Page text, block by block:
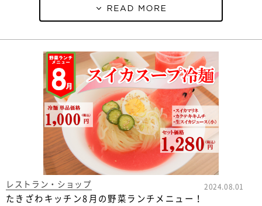
レストラン・ショップ 2024.08.01
たきざわキッチン8月の野菜ランチメニュー！